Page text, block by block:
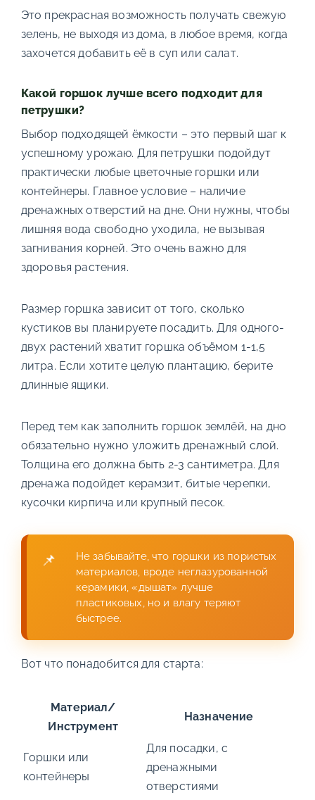
Это прекрасная возможность получать свежую
зелень, не выходя из дома, в любое время, когда
захочется добавить её в суп или салат.
Какой горшок лучше всего подходит для
петрушки?
Выбор подходящей ёмкости – это первый шаг к
успешному урожаю. Для петрушки подойдут
практически любые цветочные горшки или
контейнеры. Главное условие – наличие
дренажных отверстий на дне. Они нужны, чтобы
лишняя вода свободно уходила, не вызывая
загнивания корней. Это очень важно для
здоровья растения.
Размер горшка зависит от того, сколько
кустиков вы планируете посадить. Для одного-
двух растений хватит горшка объёмом 1-1,5
литра. Если хотите целую плантацию, берите
длинные ящики.
Перед тем как заполнить горшок землёй, на дно
обязательно нужно уложить дренажный слой.
Толщина его должна быть 2-3 сантиметра. Для
дренажа подойдет керамзит, битые черепки,
кусочки кирпича или крупный песок.
Не забывайте, что горшки из пористых
материалов, вроде неглазурованной
керамики, «дышат» лучше
пластиковых, но и влагу теряют
быстрее.
Вот что понадобится для старта:
Материал/
Инструмент
Назначение
Горшки или
контейнеры
Для посадки, с
дренажными
отверстиями